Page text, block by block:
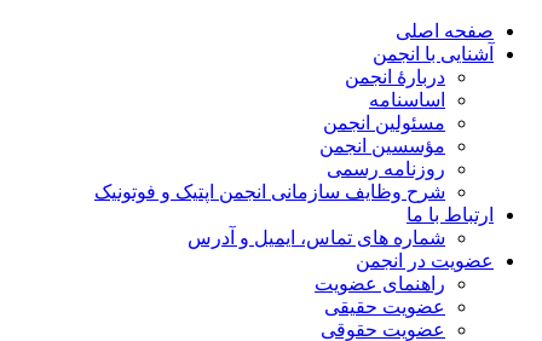
صفحه اصلی
آشنایی با انجمن
دربارۀ انجمن
اساسنامه
مسئولین انجمن
مؤسسین انجمن
روزنامه رسمی
شرح وظایف سازمانی انجمن اپتیک و فوتونیک
ارتباط با ما
شماره های تماس، ایمیل و آدرس
عضویت در انجمن
راهنمای عضویت
عضویت حقیقی
عضویت حقوقی